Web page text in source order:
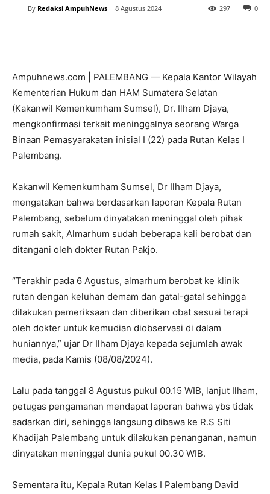
By Redaksi AmpuhNews 8 Agustus 2024 0
297
Ampuhnews.com | PALEMBANG — Kepala Kantor Wilayah
Kementerian Hukum dan HAM Sumatera Selatan
(Kakanwil Kemenkumham Sumsel), Dr. Ilham Djaya,
mengkonfirmasi terkait meninggalnya seorang Warga
Binaan Pemasyarakatan inisial I (22) pada Rutan Kelas I
Palembang.
Kakanwil Kemenkumham Sumsel, Dr Ilham Djaya,
mengatakan bahwa berdasarkan laporan Kepala Rutan
Palembang, sebelum dinyatakan meninggal oleh pihak
rumah sakit, Almarhum sudah beberapa kali berobat dan
ditangani oleh dokter Rutan Pakjo.
“Terakhir pada 6 Agustus, almarhum berobat ke klinik
rutan dengan keluhan demam dan gatal-gatal sehingga
dilakukan pemeriksaan dan diberikan obat sesuai terapi
oleh dokter untuk kemudian diobservasi di dalam
huniannya,” ujar Dr Ilham Djaya kepada sejumlah awak
media, pada Kamis (08/08/2024).
Lalu pada tanggal 8 Agustus pukul 00.15 WIB, lanjut Ilham,
petugas pengamanan mendapat laporan bahwa ybs tidak
sadarkan diri, sehingga langsung dibawa ke R.S Siti
Khadijah Palembang untuk dilakukan penanganan, namun
dinyatakan meninggal dunia pukul 00.30 WIB.
Sementara itu, Kepala Rutan Kelas I Palembang David